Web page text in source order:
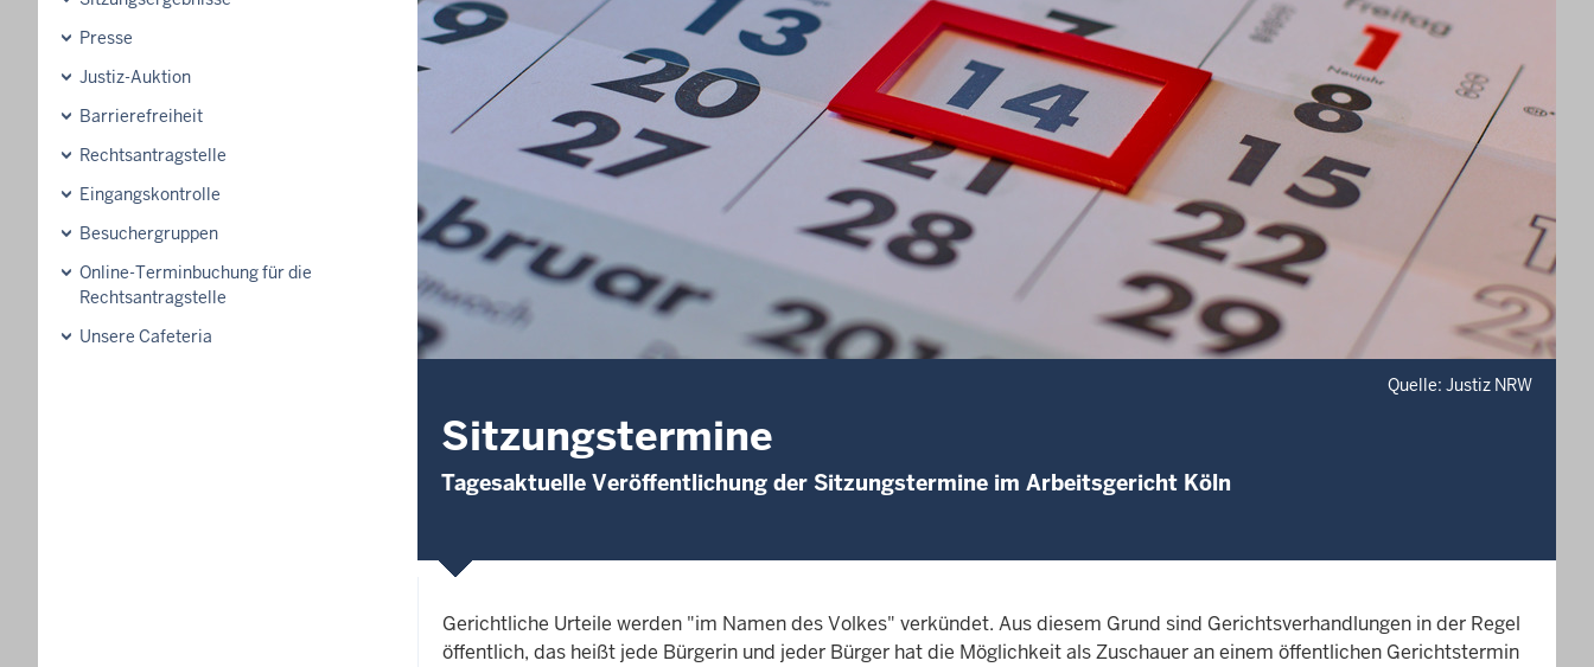
Presse
Justiz-Auktion
Barrierefreiheit
Rechtsantragstelle
Eingangskontrolle
Besuchergruppen
Online-Terminbuchung für die
Rechtsantragstelle
Unsere Cafeteria
Quelle: Justiz NRW
Sitzungstermine
Tagesaktuelle Veröffentlichung der Sitzungstermine im Arbeitsgericht Köln
Gerichtliche Urteile werden "im Namen des Volkes" verkündet. Aus diesem Grund sind Gerichtsverhandlungen in der Regel
öffentlich, das heißt jede Bürgerin und jeder Bürger hat die Möglichkeit als Zuschauer an einem öffentlichen Gerichtstermin